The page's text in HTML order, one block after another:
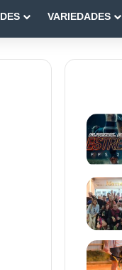
VARIEDADES